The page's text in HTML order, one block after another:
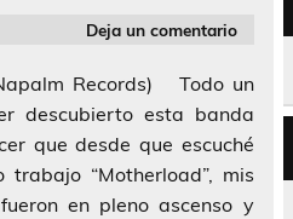
Deja un comentario
Records) Todo un
descubierto esta banda
que desde que escuché
“Motherload”, mis
en pleno ascenso y